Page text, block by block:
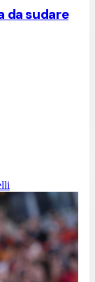
da sudare